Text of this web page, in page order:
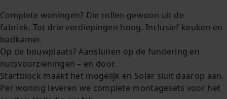
Complete woningen? Die rollen gewoon uit de
fabriek. Tot drie verdiepingen hoog. Inclusief keuken en
badkamer.
Op de bouwplaats? Aansluiten op de fundering en
nutsvoorzieningen – en door.
Startblock maakt het mogelijk en Solar sluit daarop aan.
Per woning leveren we complete montagesets voor het